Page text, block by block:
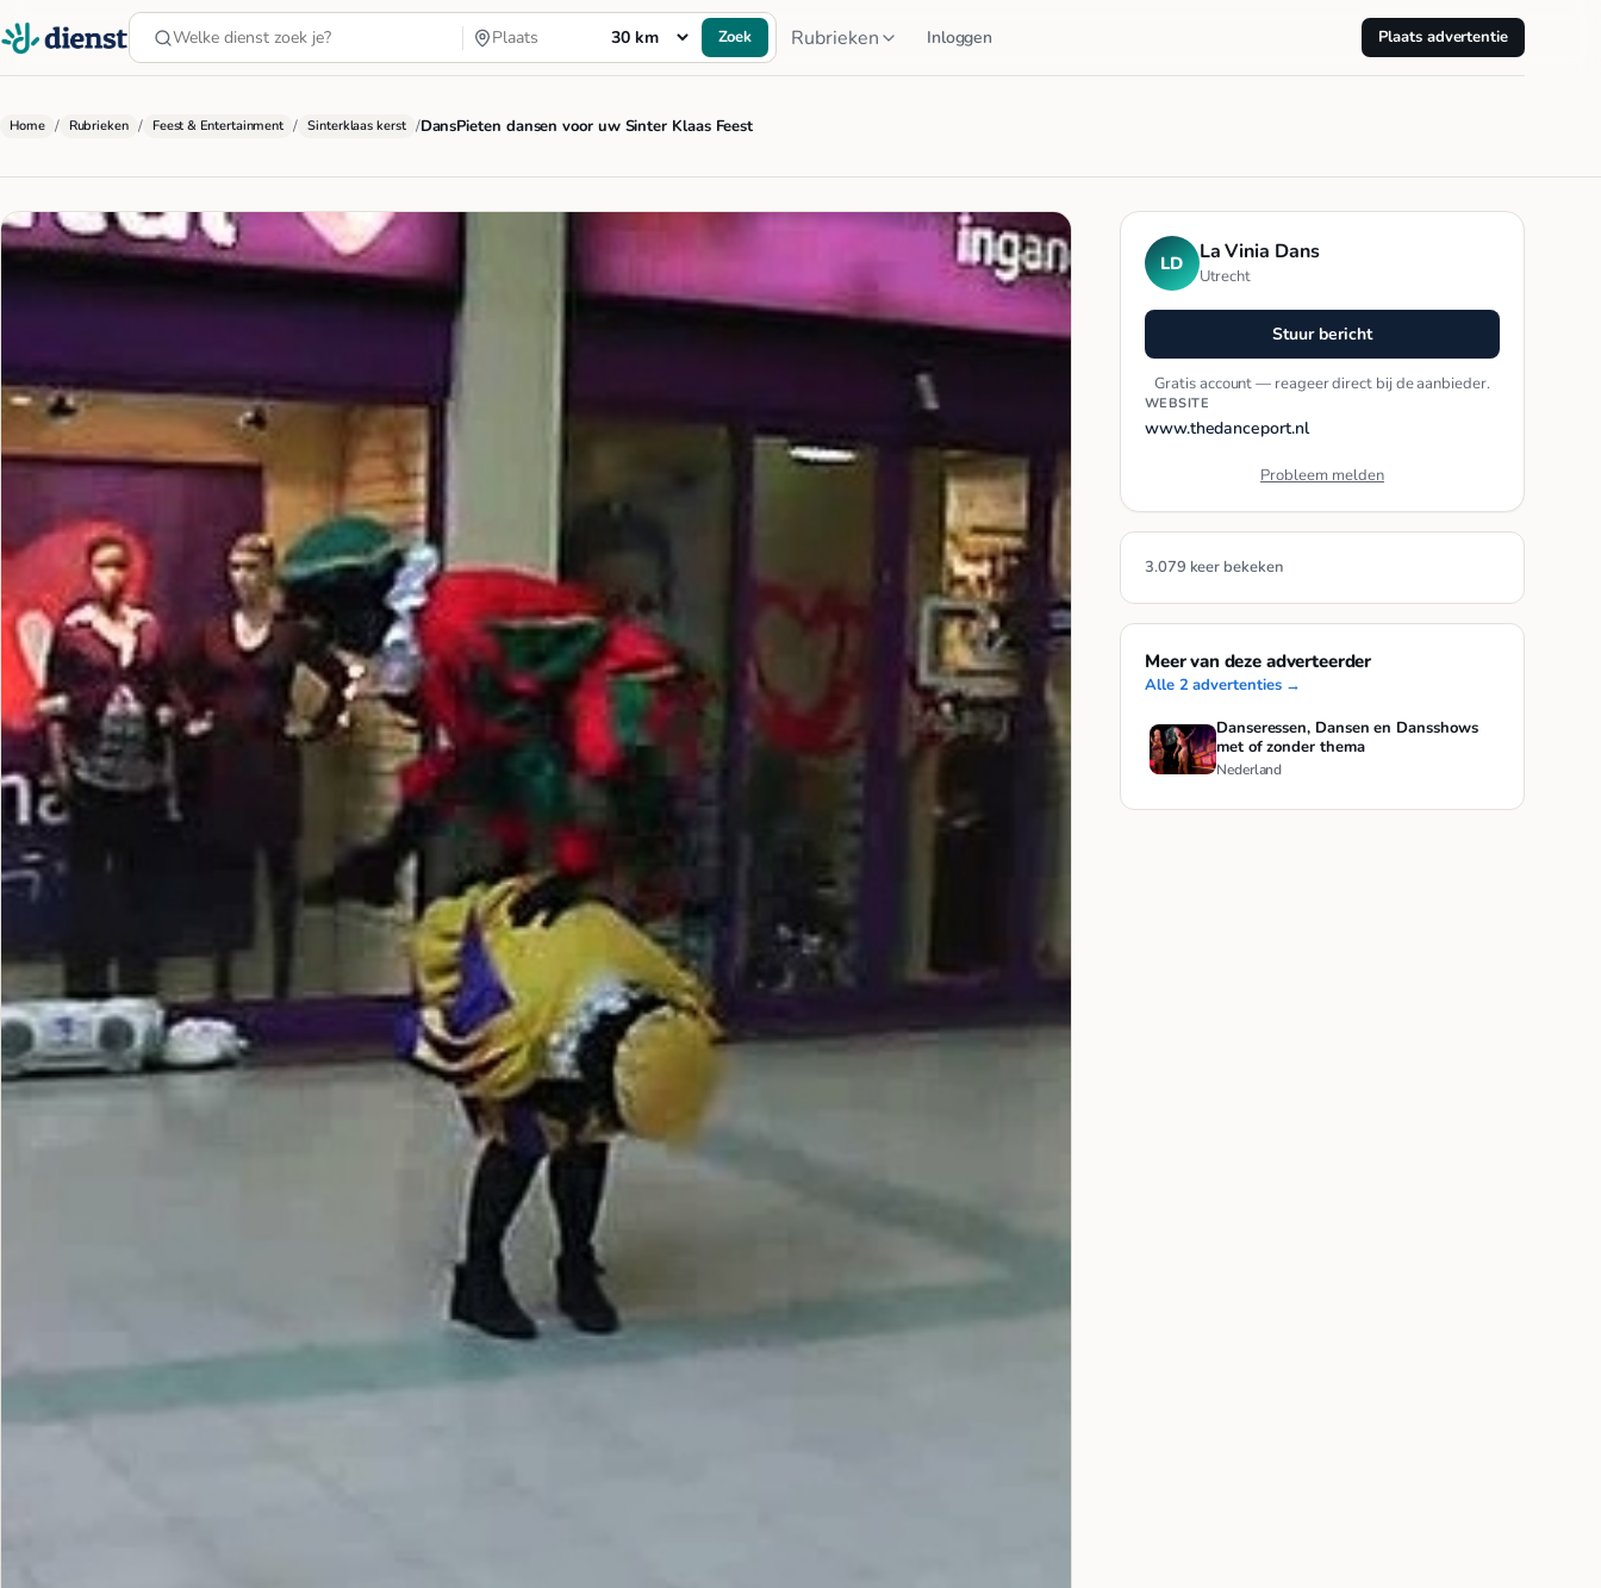
Zoek Rubrieken Inloggen Plaats advertentie
Home / Rubrieken / Feest & Entertainment / Sinterklaas kerst /DansPieten dansen voor uw Sinter Klaas Feest
LD La Vinia Dans
Utrecht
Stuur bericht
Gratis account — reageer direct bij de aanbieder.
WEBSITE
www.thedanceport.nl
Probleem melden
3.079 keer bekeken
Meer van deze adverteerder
Alle 2 advertenties →
Danseressen, Dansen en Dansshows
met of zonder thema
Nederland